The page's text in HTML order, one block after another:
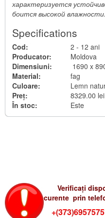
характеризуется
боится высокой влажности.
Specifications
Cod:
2 - 12 ani
Producator:
Moldova
Dimensiuni:
1690 x
Material:
fag
Culoare:
Lemn
Preț:
8329.00 lei
În stoc:
Este
Verificați
curente prin
Hamace
Foișore
MESE ȘI SCAUNE
SALTELE PENTRU
Saltele și perne RATTAN
Saltele pentru shezlong
Perne pentru balansoar
OGLINZI